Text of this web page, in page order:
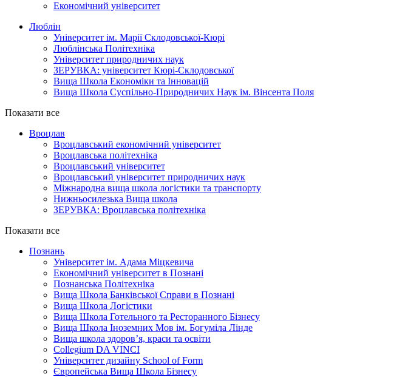
Економічний університет
Люблін
Університет ім. Марії Склодовської-Кюрі
Люблінська Політехніка
Університет природничих наук
ЗЕРУВКА: університет Кюрі-Склодовської
Вища Школа Економіки та Інновацій
Вища Школа Суспільно-Природничих Наук ім. Вінсента Поля
Показати все
Вроцлав
Вроцлавський економічний університет
Вроцлавська політехніка
Вроцлавський університет
Вроцлавський університет природничих наук
Міжнародна вища школа логістики та транспорту
Нижньосилезька Вища школа
ЗЕРУВКА: Вроцлавська політехніка
Показати все
Познань
Університет ім. Адама Міцкевича
Економічний університет в Познані
Познанська Політехніка
Вища Школа Банківської Справи в Познані
Вища Школа Логістики
Вища Школа Готельного та Ресторанного Бізнесу
Вища Школа Іноземних Мов ім. Богуміла Лінде
Вища школа здоров’я, краси та освіти
Collegium DA VINCI
Університет дизайну School of Form
Європейська Вища Школа Бізнесу